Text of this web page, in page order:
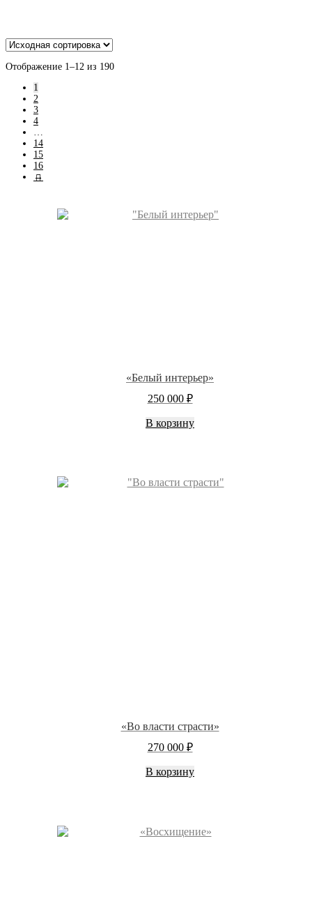
Отображение 1–12 из 190
1
2
3
4
…
14
15
16
→
«Белый интерьер»
250 000 ₽
В корзину
«Во власти страсти»
270 000 ₽
В корзину